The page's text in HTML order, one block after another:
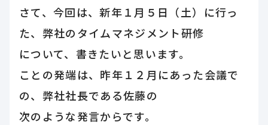
さて、今回は、新年１月５日（土）に行っ
た、弊社のタイムマネジメント研修
について、書きたいと思います。
ことの発端は、昨年１２月にあった会議で
の、弊社社長である佐藤の
次のような発言からです。